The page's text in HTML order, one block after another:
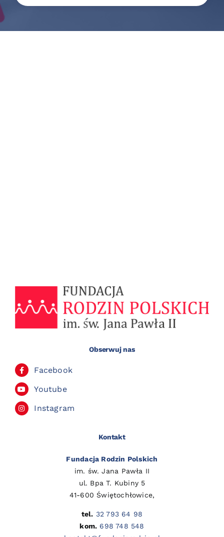
Obserwuj nas
Facebook
Youtube
Instagram
Kontakt
Fundacja Rodzin Polskich
im. św. Jana Pawła II
ul. Bpa T. Kubiny 5
41-600 Świętochłowice,
tel. 32 793 64 98
kom. 698 748 548